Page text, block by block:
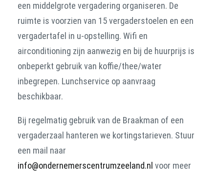
een middelgrote vergadering organiseren. De
ruimte is voorzien van 15 vergaderstoelen en een
vergadertafel in u-opstelling. Wifi en
airconditioning zijn aanwezig en bij de huurprijs is
onbeperkt gebruik van koffie/thee/water
inbegrepen. Lunchservice op aanvraag
beschikbaar.
Bij regelmatig gebruik van de Braakman of een
vergaderzaal hanteren we kortingstarieven. Stuur
een mail naar
info@ondernemerscentrumzeeland.nl voor meer